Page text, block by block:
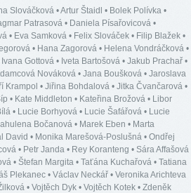
Slováčková •Artur Štaidl • Bolek Polívka •
Patrasová • Daniela Písařovicová •
• Eva Samková • Felix Slováček • Filip Blažek •
• Hana Zagorová • Helena Vondráčková •
Ivana Gottová • Iveta Bartošová • Jakub Prachař •
Nováková • Jana Boušková • Jaroslava
Krampol • Jiřina Bohdalová • Jitka Čvančarová •
• Kate Middleton • Kateřina Brožová • Libor
• Lucie Borhyová • Lucie Šafářová • Lucie
Bočanová • Marek Eben • Marta
David • Monika Marešová-Poslušná • Ondřej
• Petr Janda • Rey Koranteng • Sára Affašová
• Štefan Margita • Taťána Kuchařová • Tatiana
Plekanec • Václav Neckář • Veronika Arichteva
• Vojtěch Dyk • Vojtěch Kotek • Zdeněk